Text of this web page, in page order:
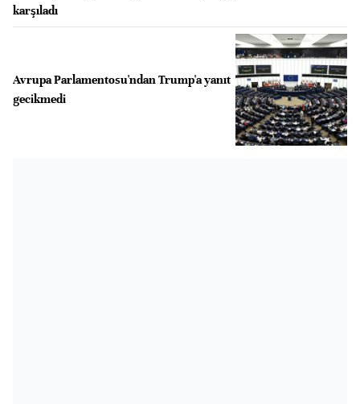
karşıladı
Avrupa Parlamentosu'ndan Trump'a yanıt
gecikmedi